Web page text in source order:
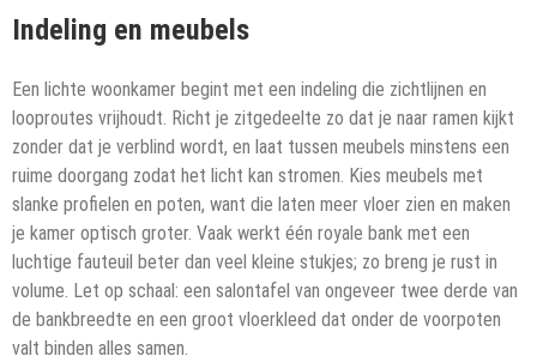
Indeling en meubels
Een lichte woonkamer begint met een indeling die zichtlijnen en
looproutes vrijhoudt. Richt je zitgedeelte zo dat je naar ramen kijkt
zonder dat je verblind wordt, en laat tussen meubels minstens een
ruime doorgang zodat het licht kan stromen. Kies meubels met
slanke profielen en poten, want die laten meer vloer zien en maken
je kamer optisch groter. Vaak werkt één royale bank met een
luchtige fauteuil beter dan veel kleine stukjes; zo breng je rust in
volume. Let op schaal: een salontafel van ongeveer twee derde van
de bankbreedte en een groot vloerkleed dat onder de voorpoten
valt binden alles samen.